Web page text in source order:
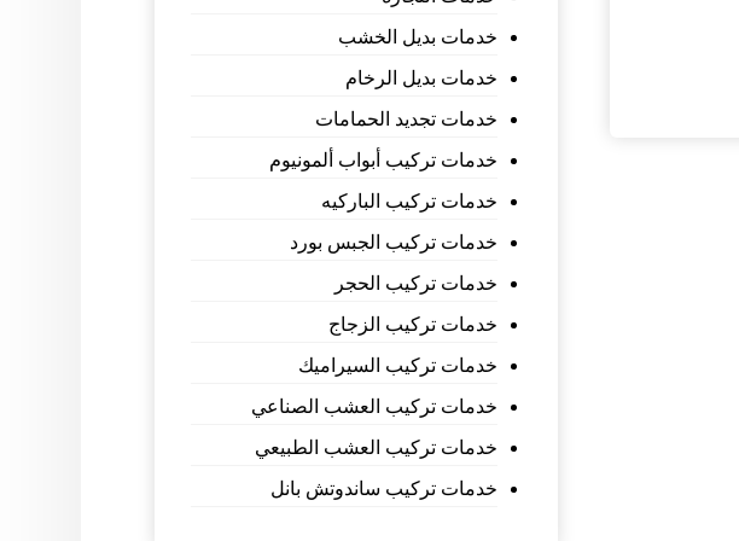
خدمات بديل الخشب
خدمات بديل الرخام
خدمات تجديد الحمامات
خدمات تركيب أبواب ألمونيوم
خدمات تركيب الباركيه
خدمات تركيب الجبس بورد
خدمات تركيب الحجر
خدمات تركيب الزجاج
خدمات تركيب السيراميك
خدمات تركيب العشب الصناعي
خدمات تركيب العشب الطبيعي
خدمات تركيب ساندوتش بانل